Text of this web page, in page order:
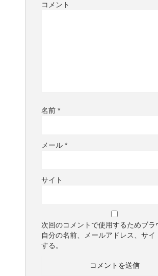
コメント
名前 *
メール *
サイト
次回のコメントで使用するためブラ
自分の名前、メールアドレス、サイ
する。